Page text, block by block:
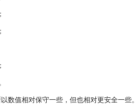
数值相对保守一些，但也相对更安全一些。